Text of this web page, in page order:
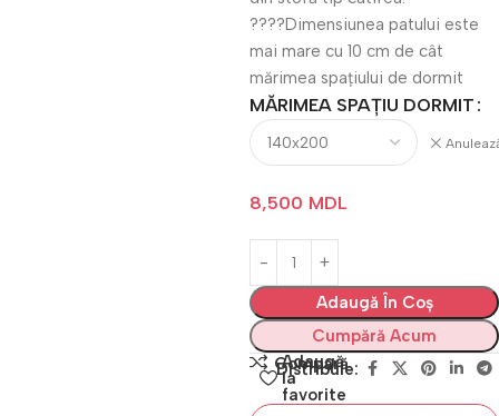
????Dimensiunea patului este
mai mare cu 10 cm de cât
mărimea spațiului de dormit
MĂRIMEA SPAȚIU DORMIT
8,500 MDL
Adaugă În Coș
Cumpără Acum
Compară
Adaugă
la
favorite
Distribuie: